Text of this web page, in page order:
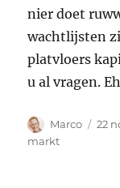
nier doet
wachtlijsten
platvloers
u al vragen.
Auteur
Marco 22
markt